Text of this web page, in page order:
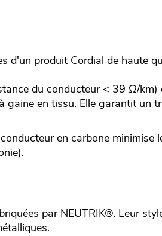
d'un produit Cordial de haute
du conducteur < 39 Ω/km)
gaine en tissu. Elle garantit un
en carbone minimise
par NEUTRIK®. Leur